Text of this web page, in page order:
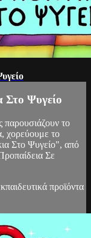
Στο Ψυγείο
παρουσιάζουν το
χορεύουμε το
Στο Ψυγείο", από
Σε
προϊόντα